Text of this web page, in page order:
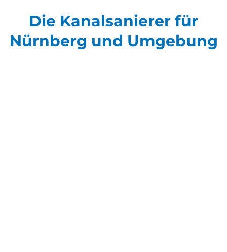
Die Kanalsanierer für
Nürnberg und Umgebung